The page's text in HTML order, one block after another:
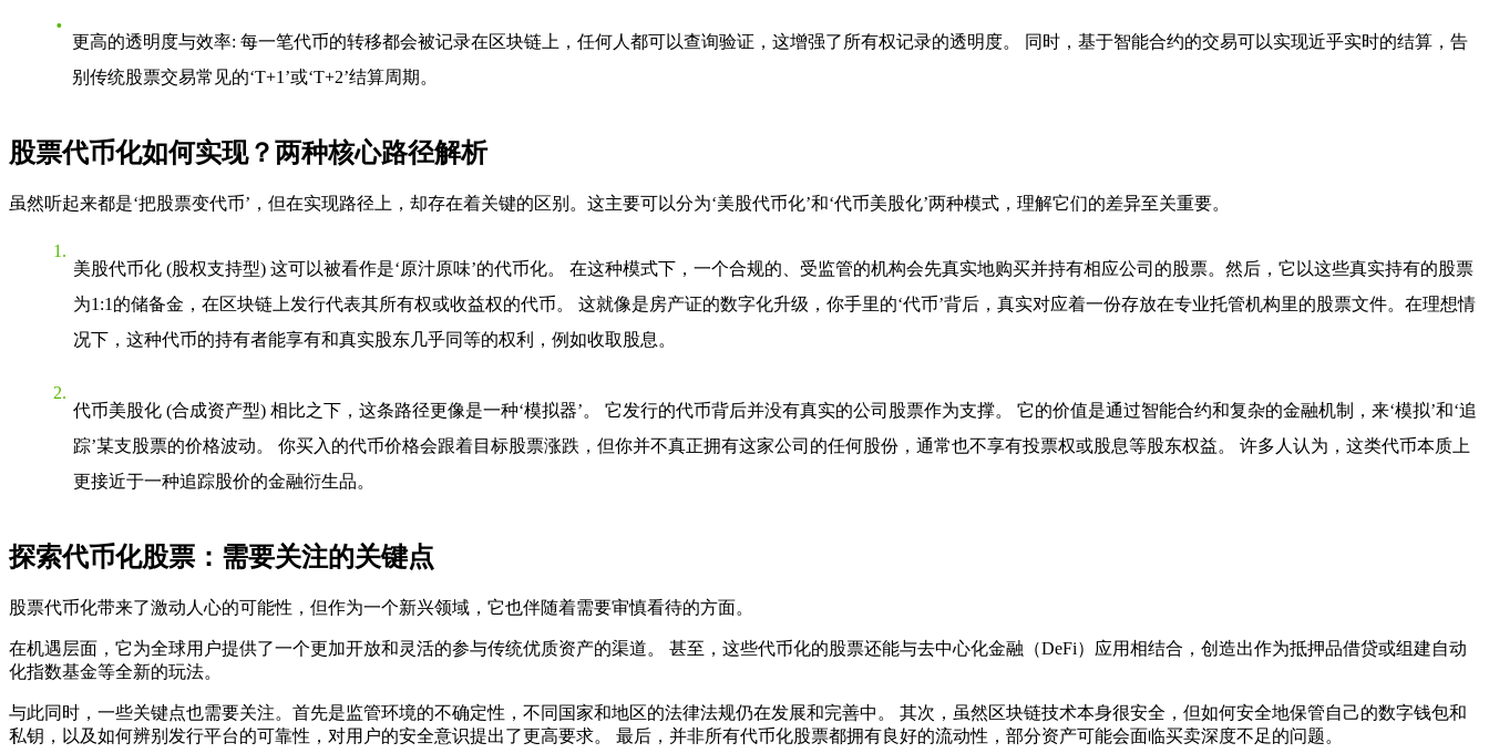
更高的透明度与效率: 每一笔代币的转移都会被记录在区块链上，任何人都可以查询验证，这增强了所有权记录的透明度。 同时，基于智能合约的交易可以实现近乎实时的结算，告
别传统股票交易常见的‘T+1’或‘T+2’结算周期。
股票代币化如何实现？两种核心路径解析
虽然听起来都是‘把股票变代币’，但在实现路径上，却存在着关键的区别。这主要可以分为‘美股代币化’和‘代币美股化’两种模式，理解它们的差异至关重要。
美股代币化 (股权支持型) 这可以被看作是‘原汁原味’的代币化。 在这种模式下，一个合规的、受监管的机构会先真实地购买并持有相应公司的股票。然后，它以这些真实持有的股票
为1:1的储备金，在区块链上发行代表其所有权或收益权的代币。 这就像是房产证的数字化升级，你手里的‘代币’背后，真实对应着一份存放在专业托管机构里的股票文件。在理想情
况下，这种代币的持有者能享有和真实股东几乎同等的权利，例如收取股息。
代币美股化 (合成资产型) 相比之下，这条路径更像是一种‘模拟器’。 它发行的代币背后并没有真实的公司股票作为支撑。 它的价值是通过智能合约和复杂的金融机制，来‘模拟’和‘追
踪’某支股票的价格波动。 你买入的代币价格会跟着目标股票涨跌，但你并不真正拥有这家公司的任何股份，通常也不享有投票权或股息等股东权益。 许多人认为，这类代币本质上
更接近于一种追踪股价的金融衍生品。
探索代币化股票：需要关注的关键点
股票代币化带来了激动人心的可能性，但作为一个新兴领域，它也伴随着需要审慎看待的方面。
在机遇层面，它为全球用户提供了一个更加开放和灵活的参与传统优质资产的渠道。 甚至，这些代币化的股票还能与去中心化金融（DeFi）应用相结合，创造出作为抵押品借贷或组建自动
化指数基金等全新的玩法。
与此同时，一些关键点也需要关注。首先是监管环境的不确定性，不同国家和地区的法律法规仍在发展和完善中。 其次，虽然区块链技术本身很安全，但如何安全地保管自己的数字钱包和
私钥，以及如何辨别发行平台的可靠性，对用户的安全意识提出了更高要求。 最后，并非所有代币化股票都拥有良好的流动性，部分资产可能会面临买卖深度不足的问题。